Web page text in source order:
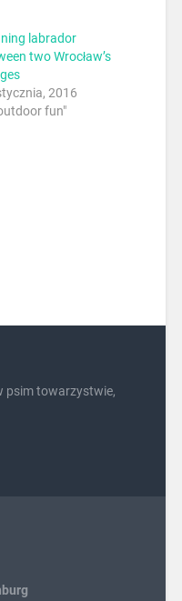
labrador
two Wrocław’s
2016
fun"
psim towarzystwie,